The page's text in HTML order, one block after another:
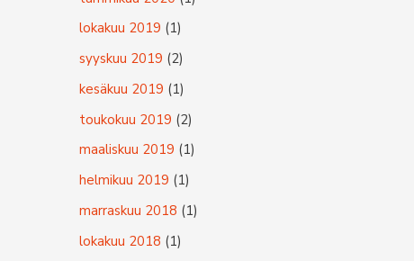
lokakuu 2019 (1)
syyskuu 2019 (2)
kesäkuu 2019 (1)
toukokuu 2019 (2)
maaliskuu 2019 (1)
helmikuu 2019 (1)
marraskuu 2018 (1)
lokakuu 2018 (1)